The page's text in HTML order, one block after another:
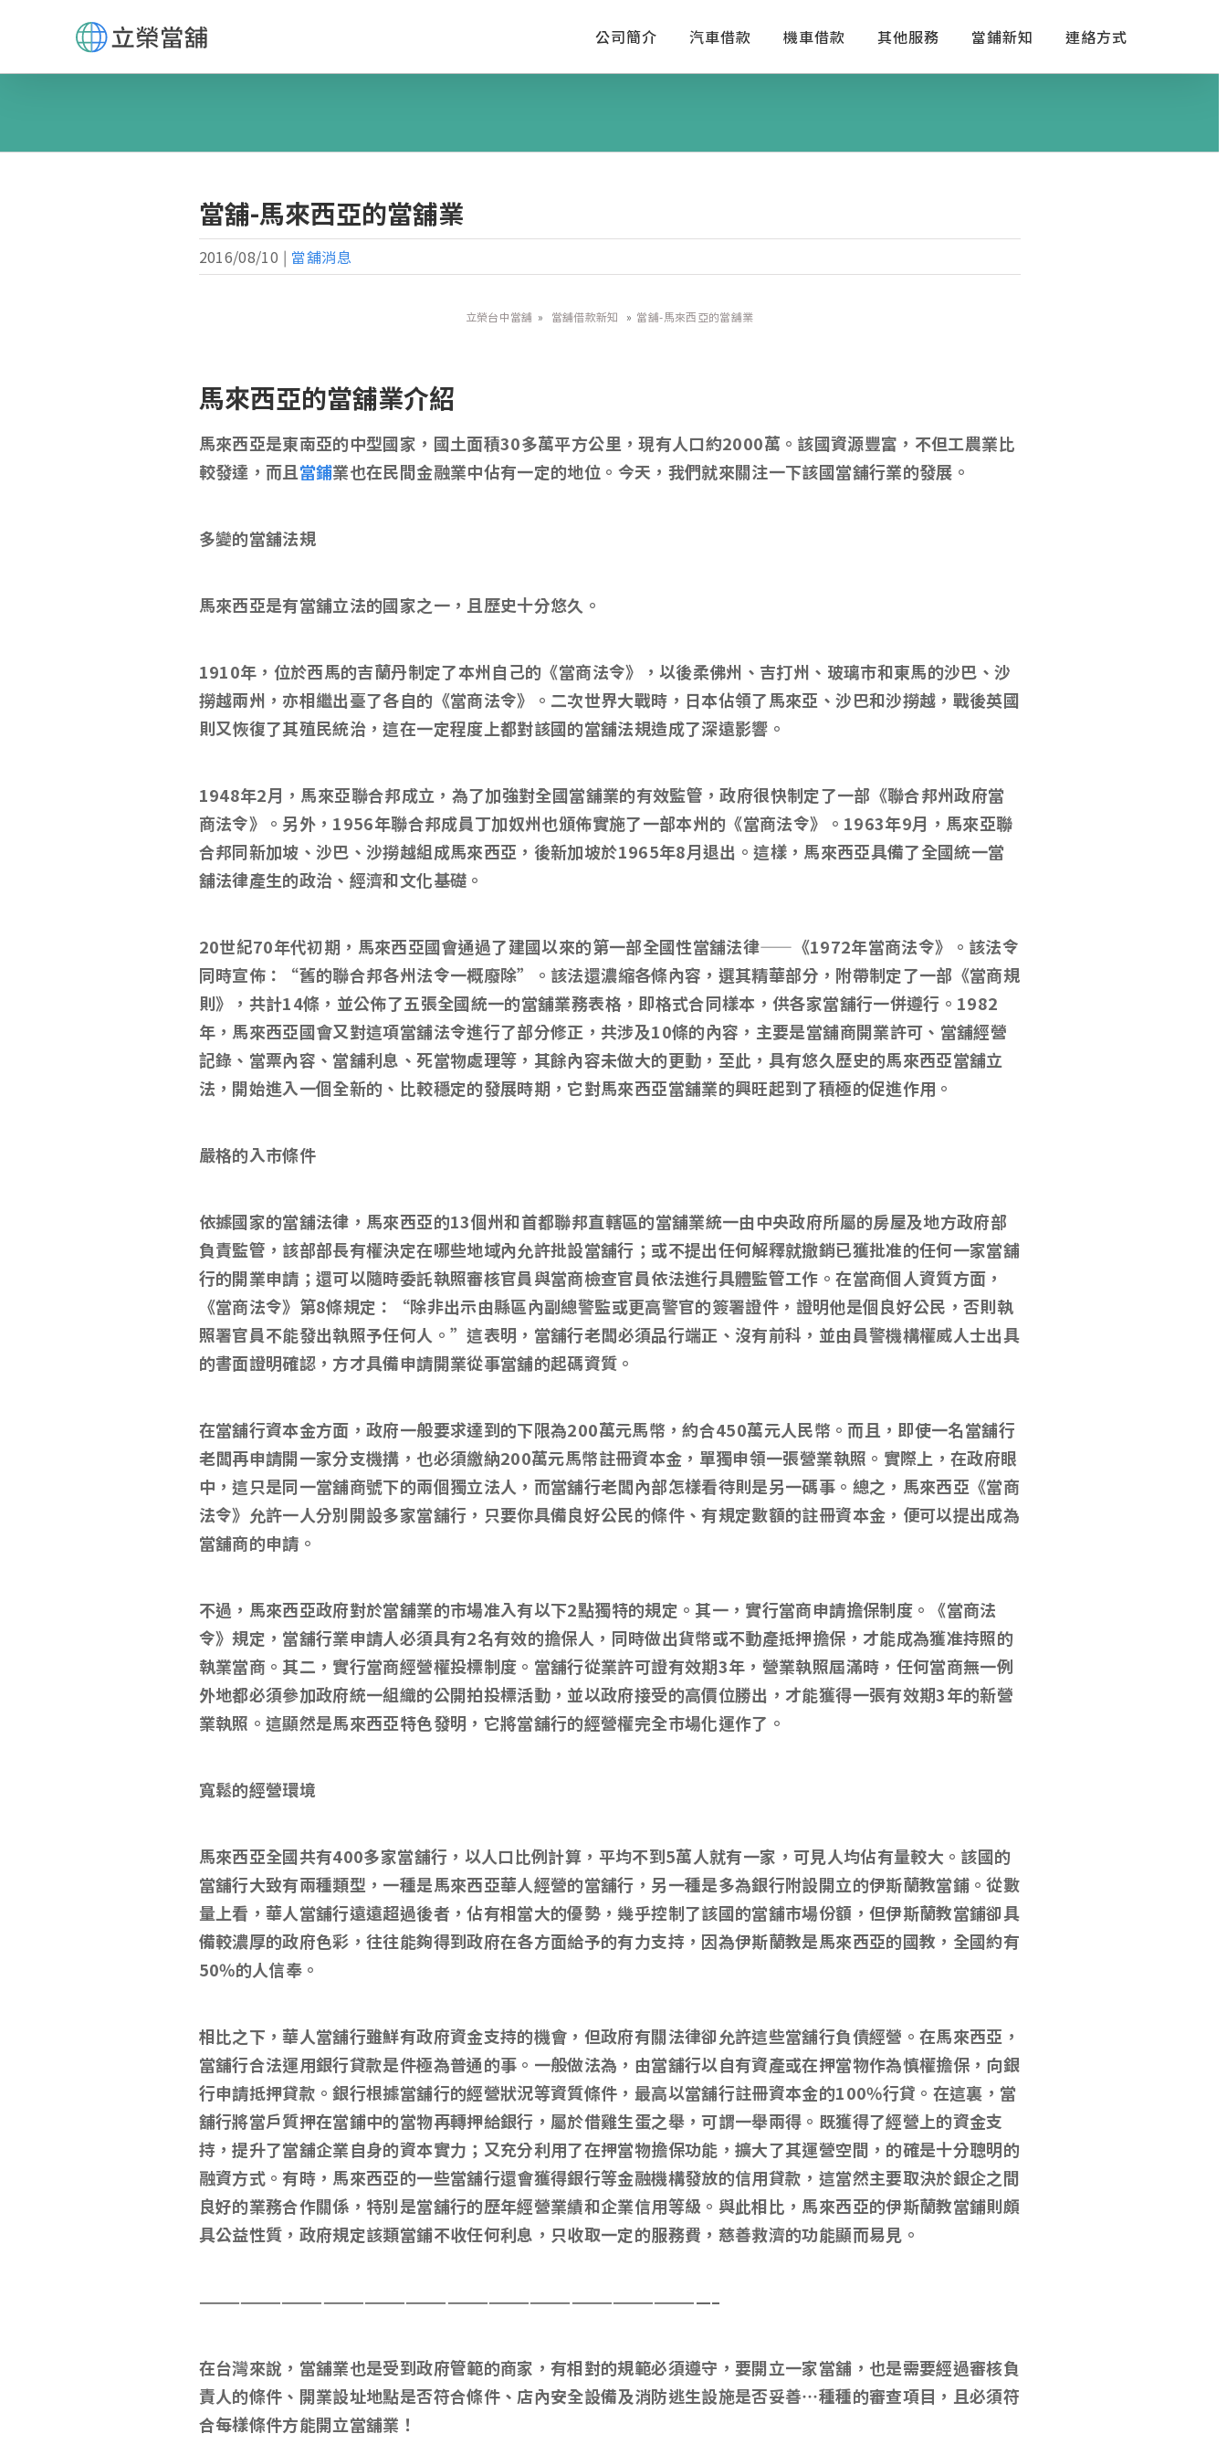
content
公司簡介 汽車借款 機車借款 其他服務 當鋪新知 連絡方式
當舖-馬來西亞的當舖業
2016/08/10 | 當舖消息
立榮台中當舖 » 當舖借款新知 » 當舖-馬來西亞的當舖業
馬來西亞的當舖業介紹
馬來西亞是東南亞的中型國家，國土面積30多萬平方公里，現有人口約2000萬。該國資源豐富，不但工農業比
較發達，而且當鋪業也在民間金融業中佔有一定的地位。今天，我們就來關注一下該國當舖行業的發展。
多變的當舖法規
馬來西亞是有當舖立法的國家之一，且歷史十分悠久。
1910年，位於西馬的吉蘭丹制定了本州自己的《當商法令》，以後柔佛州、吉打州、玻璃市和東馬的沙巴、沙
撈越兩州，亦相繼出臺了各自的《當商法令》。二次世界大戰時，日本佔領了馬來亞、沙巴和沙撈越，戰後英國
則又恢復了其殖民統治，這在一定程度上都對該國的當舖法規造成了深遠影響。
1948年2月，馬來亞聯合邦成立，為了加強對全國當舖業的有效監管，政府很快制定了一部《聯合邦州政府當
商法令》。另外， 1956年聯合邦成員丁加奴州也頒佈實施了一部本州的《當商法令》。 1963年9月，馬來亞聯
合邦同新加坡、沙巴、沙撈越組成馬來西亞，後新加坡於1965年8月退出。這樣，馬來西亞具備了全國統一當
舖法律產生的政治、經濟和文化基礎。
20世紀70年代初期，馬來西亞國會通過了建國以來的第一部全國性當舖法律—— 《1972年當商法令》。該法令
同時宣佈：
“舊的聯合邦各州法令一概廢除”
。該法還濃縮各條內容，選其精華部分，附帶制定了一部《當商規
則》，共計14條，並公佈了五張全國統一的當舖業務表格，即格式合同樣本，供各家當舖行一併遵行。 1982
年，馬來西亞國會又對這項當舖法令進行了部分修正，共涉及10條的內容，主要是當舖商開業許可、當舖經營
記錄、當票內容、當舖利息、死當物處理等，其餘內容未做大的更動，至此，具有悠久歷史的馬來西亞當舖立
法，開始進入一個全新的、比較穩定的發展時期，它對馬來西亞當舖業的興旺起到了積極的促進作用。
嚴格的入市條件
依據國家的當舖法律，馬來西亞的13個州和首都聯邦直轄區的當舖業統一由中央政府所屬的房屋及地方政府部
負責監管，該部部長有權決定在哪些地域內允許批設當舖行；或不提出任何解釋就撤銷已獲批准的任何一家當舖
行的開業申請；還可以隨時委託執照審核官員與當商檢查官員依法進行具體監管工作。在當商個人資質方面，
《當商法令》第8條規定： “除非出示由縣區內副總警監或更高警官的簽署證件，證明他是個良好公民，否則執
照署官員不能發出執照予任何人。 ”這表明，當舖行老闆必須品行端正、沒有前科，並由員警機構權威人士出具
的書面證明確認，方才具備申請開業從事當舖的起碼資質。
在當舖行資本金方面，政府一般要求達到的下限為200萬元馬幣，約合450萬元人民幣。而且，即使一名當舖行
老闆再申請開一家分支機搆，也必須繳納200萬元馬幣註冊資本金，單獨申領一張營業執照。實際上，在政府眼
中，這只是同一當舖商號下的兩個獨立法人，而當舖行老闆內部怎樣看待則是另一碼事。總之，馬來西亞《當商
法令》允許一人分別開設多家當舖行，只要你具備良好公民的條件、有規定數額的註冊資本金，便可以提出成為
當舖商的申請。
不過，馬來西亞政府對於當舖業的市場准入有以下2點獨特的規定。其一，實行當商申請擔保制度。《當商法
令》規定，當舖行業申請人必須具有2名有效的擔保人，同時做出貨幣或不動產抵押擔保，才能成為獲准持照的
執業當商。其二，實行當商經營權投標制度。當舖行從業許可證有效期3年，營業執照屆滿時，任何當商無一例
外地都必須參加政府統一組織的公開拍投標活動，並以政府接受的高價位勝出，才能獲得一張有效期3年的新營
業執照。這顯然是馬來西亞特色發明，它將當舖行的經營權完全市場化運作了。
寬鬆的經營環境
馬來西亞全國共有400多家當舖行，以人口比例計算，平均不到5萬人就有一家，可見人均佔有量較大。該國的
當舖行大致有兩種類型，一種是馬來西亞華人經營的當舖行，另一種是多為銀行附設開立的伊斯蘭教當鋪。從數
量上看，華人當舖行遠遠超過後者，佔有相當大的優勢，幾乎控制了該國的當舖市場份額，但伊斯蘭教當鋪卻具
備較濃厚的政府色彩，往往能夠得到政府在各方面給予的有力支持，因為伊斯蘭教是馬來西亞的國教，全國約有
50%的人信奉。
相比之下，華人當舖行雖鮮有政府資金支持的機會，但政府有關法律卻允許這些當舖行負債經營。在馬來西亞，
當舖行合法運用銀行貸款是件極為普通的事。一般做法為，由當舖行以自有資產或在押當物作為慎權擔保，向銀
行申請抵押貸款。銀行根據當舖行的經營狀況等資質條件，最高以當舖行註冊資本金的100%行貸。在這裏，當
舖行將當戶質押在當鋪中的當物再轉押給銀行，屬於借雞生蛋之舉，可謂一舉兩得。既獲得了經營上的資金支
持，提升了當舖企業自身的資本實力；又充分利用了在押當物擔保功能，擴大了其運營空間，的確是十分聰明的
融資方式。有時，馬來西亞的一些當舖行還會獲得銀行等金融機構發放的信用貸款，這當然主要取決於銀企之間
良好的業務合作關係，特別是當舖行的歷年經營業績和企業信用等級。與此相比，馬來西亞的伊斯蘭教當鋪則頗
具公益性質，政府規定該類當鋪不收任何利息，只收取一定的服務費，慈善救濟的功能顯而易見。
—————————————————————————————————————–
在台灣來說，當舖業也是受到政府管範的商家，有相對的規範必須遵守，要開立一家當舖，也是需要經過審核負
責人的條件 、開業設址地點是否符合條件、店內安全設備及消防逃生設施是否妥善…種種的審查項目，且必須符
合每樣條件方能開立當舖業！